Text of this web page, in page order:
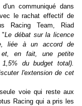
communiqué dans
le rachat effectif de
Racing Team, Riad
"Le débat sur la licence
liée à un accord de
et, en fait, une petite
du budget total).
l'extension de cet
voie qui reste aux
Racing qui a pris les